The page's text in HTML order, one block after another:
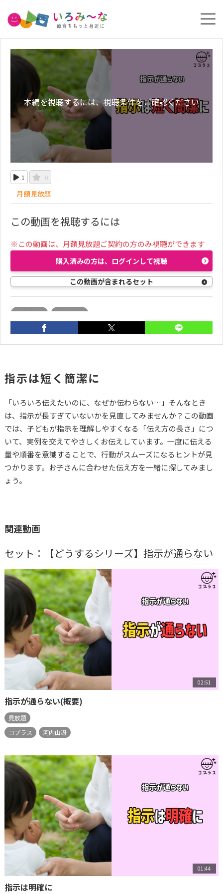
本編を視聴するには、視聴条件をご確認ください
1 0
月額見放題
この動画を視聴するには
※この動画は、月額見放題ご契約の方のみ視聴ができます
購入済みの方は、ログインして視聴
この動画が含まれるセット
コプラス 河内山冴
指示は短く簡潔に
「いろいろ伝えたいのに、なぜか伝わらない…」そんなとき
は、指示が長すぎていないかを見直してみませんか？この動画
では、子どもが指示を理解しやすくなる「伝え方の長さ」につ
いて、実例を交えてやさしくお伝えしています。一度に伝える
量や順番を意識することで、行動がスムーズになるヒントが見
つかります。お子さんに合わせた伝え方を一緒に探してみまし
ょう。
関連動画
セット：【どうするシリーズ】指示が通らない
02:51
指示が通らない(概要)
見放題
コプラス
河内山冴
01:44
指示は明確に